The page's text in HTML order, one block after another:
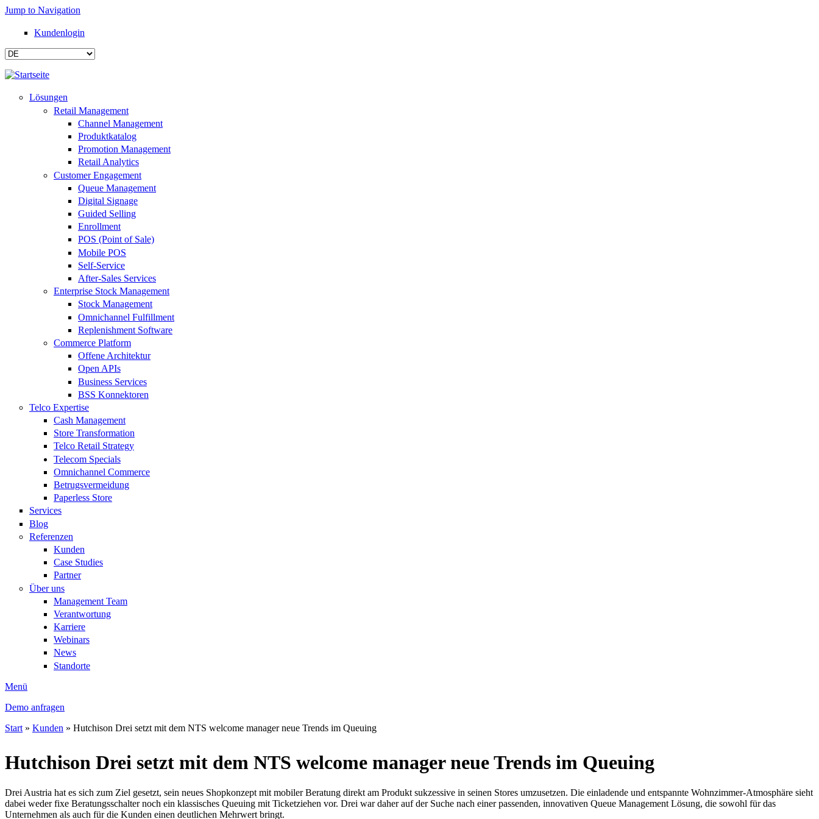
Jump to Navigation
Kundenlogin
Lösungen
Retail Management
Channel Management
Produktkatalog
Promotion Management
Retail Analytics
Customer Engagement
Queue Management
Digital Signage
Guided Selling
Enrollment
POS (Point of Sale)
Mobile POS
Self-Service
After-Sales Services
Enterprise Stock Management
Stock Management
Omnichannel Fulfillment
Replenishment Software
Commerce Platform
Offene Architektur
Open APIs
Business Services
BSS Konnektoren
Telco Expertise
Cash Management
Store Transformation
Telco Retail Strategy
Telecom Specials
Omnichannel Commerce
Betrugsvermeidung
Paperless Store
Services
Blog
Referenzen
Kunden
Case Studies
Partner
Über uns
Management Team
Verantwortung
Karriere
Webinars
News
Standorte
Menü
Demo anfragen
Start » Kunden » Hutchison Drei setzt mit dem NTS welcome manager neue Trends im Queuing
Hutchison Drei setzt mit dem NTS welcome manager neue Trends im Queuing
Drei Austria hat es sich zum Ziel gesetzt, sein neues Shopkonzept mit mobiler Beratung direkt am Produkt sukzessive in seinen Stores umzusetzen. Die einladende und entspannte Wohnzimmer-Atmosphäre sieht
dabei weder fixe Beratungsschalter noch ein klassisches Queuing mit Ticketziehen vor. Drei war daher auf der Suche nach einer passenden, innovativen Queue Management Lösung, die sowohl für das
Unternehmen als auch für die Kunden einen deutlichen Mehrwert bringt.